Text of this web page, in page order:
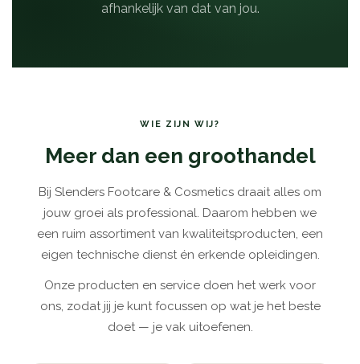
afhankelijk van dat van jou.
WIE ZIJN WIJ?
Meer dan een groothandel
Bij Slenders Footcare & Cosmetics draait alles om
jouw groei als professional. Daarom hebben we
een ruim assortiment van kwaliteitsproducten, een
eigen technische dienst én erkende opleidingen.
Onze producten en service doen het werk voor
ons, zodat jij je kunt focussen op wat je het beste
doet — je vak uitoefenen.